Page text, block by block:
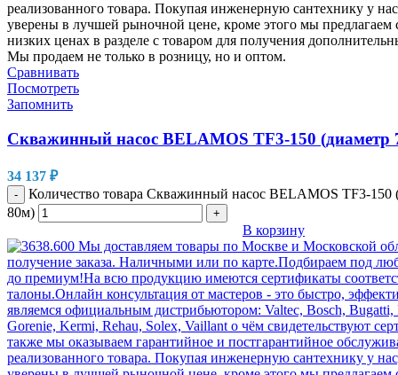
Сравнивать
Посмотреть
Запомнить
Скважинный насос BELAMOS TF3-150 (диаметр
34 137 ₽
-
Количество товара Скважинный насос BELAMOS TF3-150
80м)
+
В корзину